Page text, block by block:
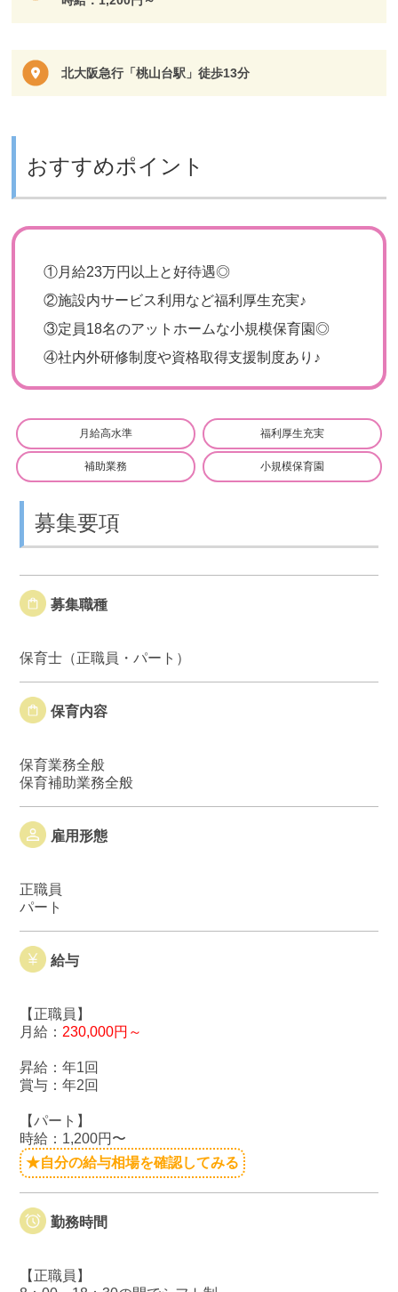
北大阪急行「桃山台駅」徒歩13分
おすすめポイント
①月給23万円以上と好待遇◎
②施設内サービス利用など福利厚生充実♪
③定員18名のアットホームな小規模保育園◎
④社内外研修制度や資格取得支援制度あり♪
月給高水準 福利厚生充実
補助業務 小規模保育園
募集要項
募集職種
保育士（正職員・パート）
保育内容
保育業務全般
保育補助業務全般
雇用形態
正職員
パート
給与
【正職員】
月給： 230,000円～
昇給：年1回
賞与：年2回
【パート】
時給：1,200円〜
★自分の給与相場を確認してみる
勤務時間
【正職員】